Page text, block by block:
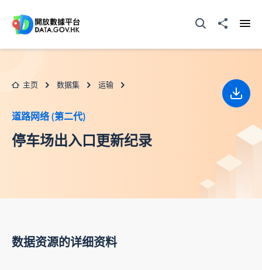
打开搜寻器分享至
主页 数据集 运输
道路网络 (第二代)
停车场出入口更新纪录
下载
数据资源的详细资料